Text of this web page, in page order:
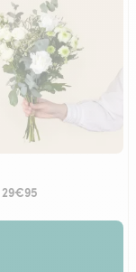
29€95